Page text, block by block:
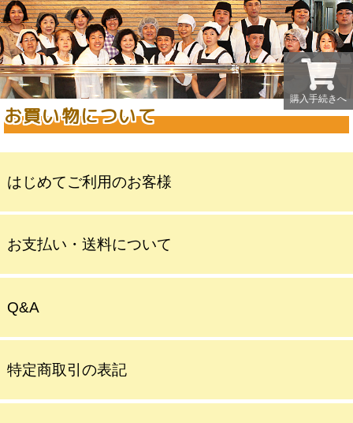
お買い物について
はじめてご利用のお客様
お支払い・送料について
Q&A
特定商取引の表記
購入手続きへ